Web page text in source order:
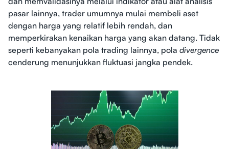
pasar lainnya, trader umumnya mulai membeli aset
dengan harga yang relatif lebih rendah, dan
memperkirakan kenaikan harga yang akan datang. Tidak
seperti kebanyakan pola trading lainnya, pola divergence
cenderung menunjukkan fluktuasi jangka pendek.